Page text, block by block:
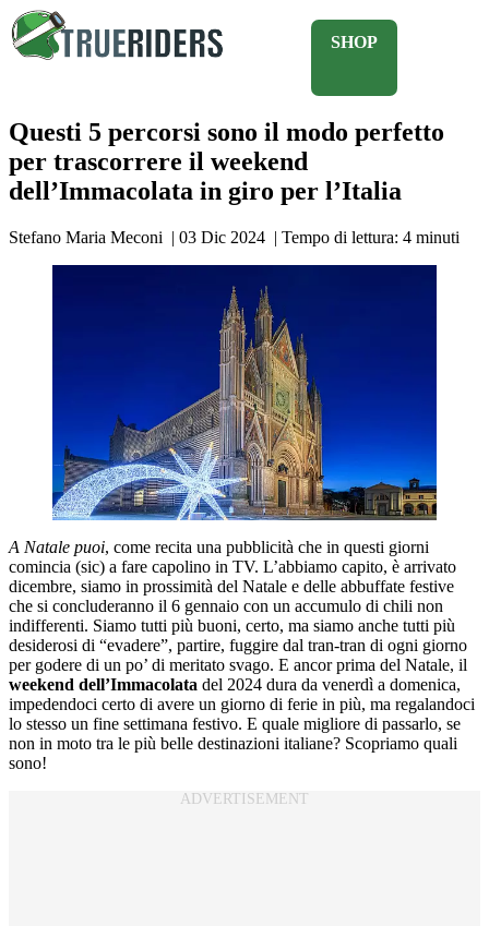
SHOP
Questi 5 percorsi sono il modo perfetto
per trascorrere il weekend
dell’Immacolata in giro per l’Italia
Stefano Maria Meconi | 03 Dic 2024 | Tempo di lettura: 4 minuti
A Natale puoi, come recita una pubblicità che in questi giorni
comincia (sic) a fare capolino in TV. L’abbiamo capito, è arrivato
dicembre, siamo in prossimità del Natale e delle abbuffate festive
che si concluderanno il 6 gennaio con un accumulo di chili non
indifferenti. Siamo tutti più buoni, certo, ma siamo anche tutti più
desiderosi di “evadere”, partire, fuggire dal tran-tran di ogni giorno
per godere di un po’ di meritato svago. E ancor prima del Natale, il
weekend dell’Immacolata del 2024 dura da venerdì a domenica,
impedendoci certo di avere un giorno di ferie in più, ma regalandoci
lo stesso un fine settimana festivo. E quale migliore di passarlo, se
non in moto tra le più belle destinazioni italiane? Scopriamo quali
sono!